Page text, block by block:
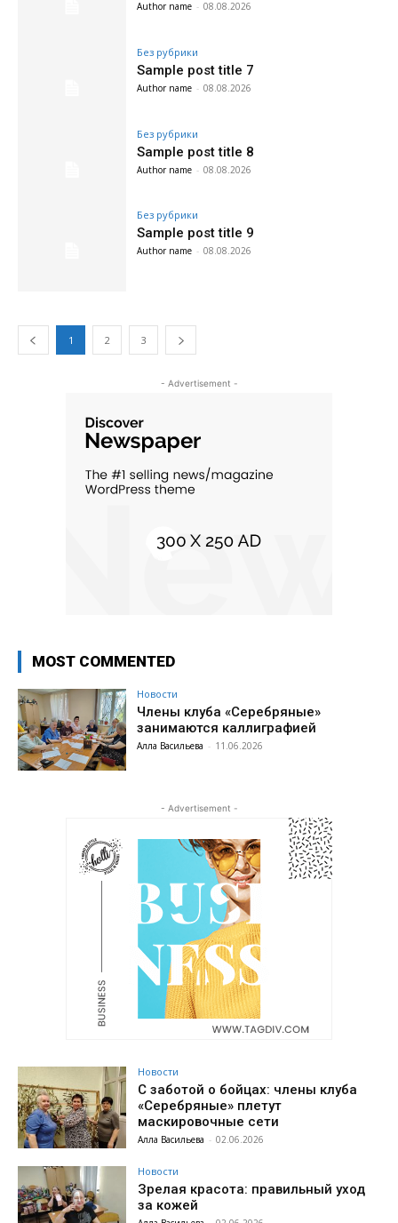
Author name - 08.08.2026
Без рубрики
Sample post title 7
Author name - 08.08.2026
Без рубрики
Sample post title 8
Author name - 08.08.2026
Без рубрики
Sample post title 9
Author name - 08.08.2026
1 2 3
- Advertisement -
MOST COMMENTED
Новости
Члены клуба «Серебряные»
занимаются каллиграфией
Алла Васильева - 11.06.2026
- Advertisement -
Новости
С заботой о бойцах: члены клуба
«Серебряные» плетут
маскировочные сети
Алла Васильева - 02.06.2026
Новости
Зрелая красота: правильный уход
за кожей